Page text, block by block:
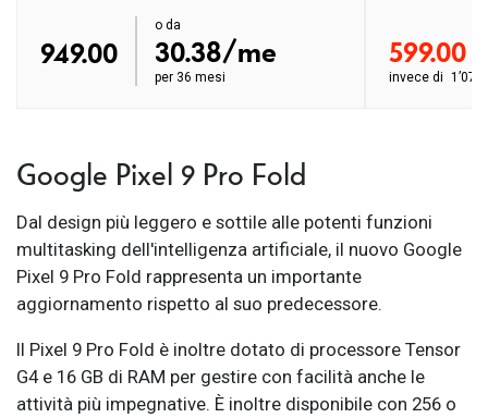
949.00
o da
30.38/me
per 36 mesi
599.00
invece di
Google Pixel 9 Pro Fold
Dal design più leggero e sottile alle potenti funzioni
multitasking dell'intelligenza artificiale, il nuovo Google
Pixel 9 Pro Fold rappresenta un importante
aggiornamento rispetto al suo predecessore.
Il Pixel 9 Pro Fold è inoltre dotato di processore Tensor
G4 e 16 GB di RAM per gestire con facilità anche le
attività più impegnative. È inoltre disponibile con 256 o